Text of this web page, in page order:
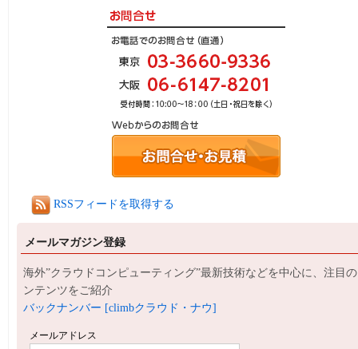
RSSフィードを取得する
メールマガジン登録
海外”クラウドコンピューティング”最新技術などを中心に、注目
ンテンツをご紹介
バックナンバー [climbクラウド・ナウ]